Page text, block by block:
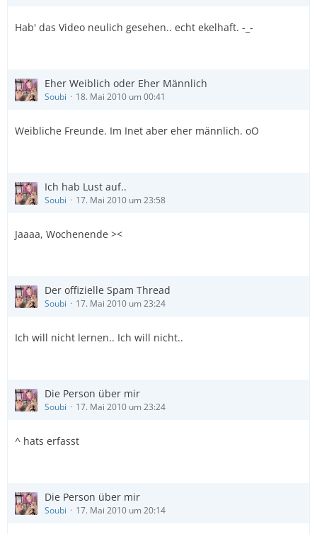
Hab' das Video neulich gesehen.. echt ekelhaft. -_-
Eher Weiblich oder Eher Männlich
Soubi 18. Mai 2010 um 00:41
Weibliche Freunde. Im Inet aber eher männlich. oO
Ich hab Lust auf..
Soubi 17. Mai 2010 um 23:58
Jaaaa, Wochenende ><
Der offizielle Spam Thread
Soubi 17. Mai 2010 um 23:24
Ich will nicht lernen.. Ich will nicht..
Die Person über mir
Soubi 17. Mai 2010 um 23:24
^ hats erfasst
Die Person über mir
Soubi 17. Mai 2010 um 20:14